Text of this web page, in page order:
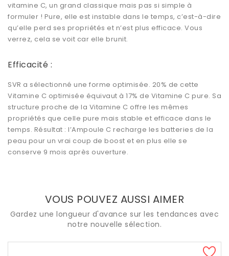
vitamine C, un grand classique mais pas si simple à
formuler ! Pure, elle est instable dans le temps, c’est-à-dire
qu’elle perd ses propriétés et n’est plus efficace. Vous
verrez, cela se voit car elle brunit.
Efficacité :
SVR a sélectionné une forme optimisée. 20% de cette
Vitamine C optimisée équivaut à 17% de Vitamine C pure. Sa
structure proche de la Vitamine C offre les mêmes
propriétés que celle pure mais stable et efficace dans le
temps. Résultat : l’Ampoule C recharge les batteries de la
peau pour un vrai coup de boost et en plus elle se
conserve 9 mois après ouverture.
VOUS POUVEZ AUSSI AIMER
Gardez une longueur d'avance sur les tendances avec
notre nouvelle sélection.